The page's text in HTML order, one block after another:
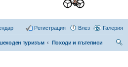
Галерия
Влез
Регистрация
туризъм
Походи и пътеписи